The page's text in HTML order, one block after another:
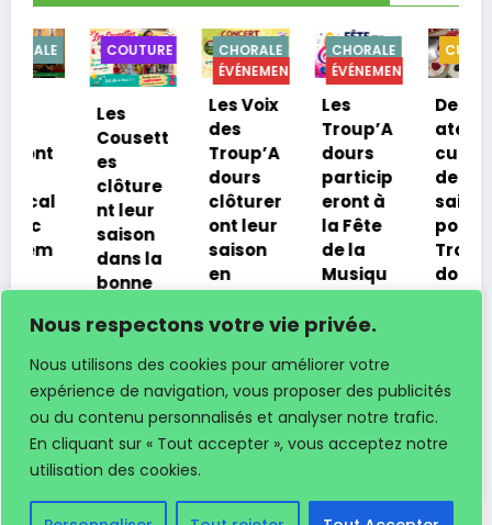
Nous respectons votre vie privée.
Nous utilisons des cookies pour améliorer votre
expérience de navigation, vous proposer des publicités
ou du contenu personnalisés et analyser notre trafic.
En cliquant sur « Tout accepter », vous acceptez notre
utilisation des cookies.
COUTURE
Cousett
es
clôture
nt leur
saison
dans la
7 juillet
2026
CHORALE
ÉVÉNEMENTS
Les Voix
des
Troup’A
dours
clôturer
ont leur
saison
à Bas-
19 juin
2026
Xavier
CHORALE
ÉVÉNEMENTS
Les
Troup’A
dours
particip
eront à
la Fête
de la
Musiqu
Lacrab
juin
12 juin
2026
Xavier
CUISINE
Dernier
atelier
cuisine
de la
saison
pour les
Troup’A
dours